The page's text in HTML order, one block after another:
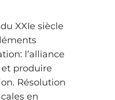
XXIe siècle
l’alliance
produire
Résolution
en